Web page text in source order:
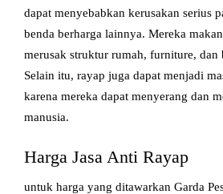
dapat menyebabkan kerusakan serius
benda berharga lainnya. Mereka
merusak struktur rumah, furniture, dan
Selain itu, rayap juga dapat menjadi
karena mereka dapat menyerang dan
manusia.
Harga Jasa Anti Rayap
untuk harga yang ditawarkan Garda